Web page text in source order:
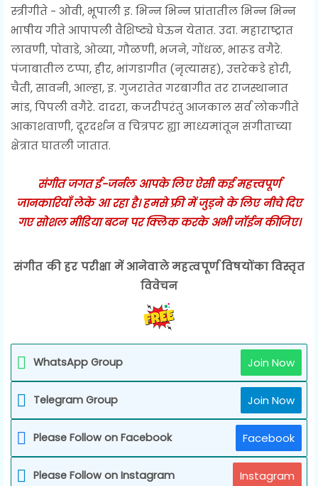
स्त्रीगीते - ओवी, भूपाली इ. भिन्न भिन्न प्रांतातील भिन्न भिन्न
भाषीय गीते आपापली वैशिष्ट्ये घेऊन येतात. उदा. महाराष्ट्रात
लावणी, पोवाडे, ओव्या, गौळणी, भजने, गोंधळ, भारूड वगैरे.
पंजाबातील टप्पा, हीर, भांगडागीत (नृत्यासह), उत्तरेकडे होरी,
चैती, सावनी, आल्हा, इ. गुजरातेत गरबागीत तर राजस्थानात
मांड, पिपली वगैरे. दादरा, कजरीपरंतु आजकाल सर्व लोकगीते
आकाशवाणी, दूरदर्शन व चित्रपट ह्या माध्यमांतून संगीताच्या
क्षेत्रात घातली जातात.
संगीत जगत ई-जर्नल आपके लिए ऐसी कई महत्त्वपूर्ण
जानकारियाँ लेके आ रहा है। हमसे फ्री में जुड़ने के लिए नीचे दिए
गए सोशल मीडिया बटन पर क्लिक करके अभी जॉईन कीजिए।
संगीत की हर परीक्षा में आनेवाले महत्वपूर्ण विषयोंका विस्तृत
विवेचन
WhatsApp Group Join Now
Telegram Group Join Now
Please Follow on Facebook Facebook
Please Follow on Instagram Instagram